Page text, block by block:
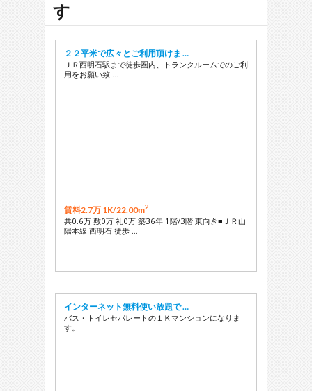
す
２２平米で広々とご利用頂けま …
ＪＲ西明石駅まで徒歩圏内、トランクルームでのご利
用をお願い致 …
賃料2.7万 1K/22.00m2
共0.6万 敷0万 礼0万 築36年 1階/3階 東向き■ＪＲ山
陽本線 西明石 徒歩 …
インターネット無料使い放題で …
バス・トイレセパレートの１Ｋマンションになりま
す。